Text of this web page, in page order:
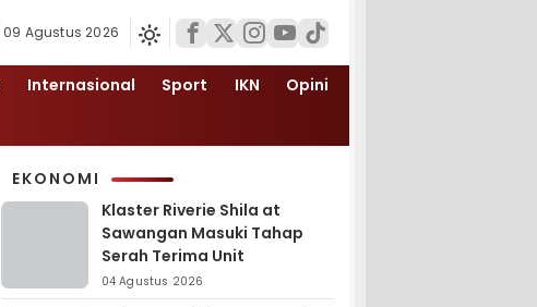
09 Agustus 2026
Internasional Sport IKN
Opini
EKONOMI
Klaster Riverie Shila at
Sawangan Masuki Tahap
Serah Terima Unit
04 Agustus 2026